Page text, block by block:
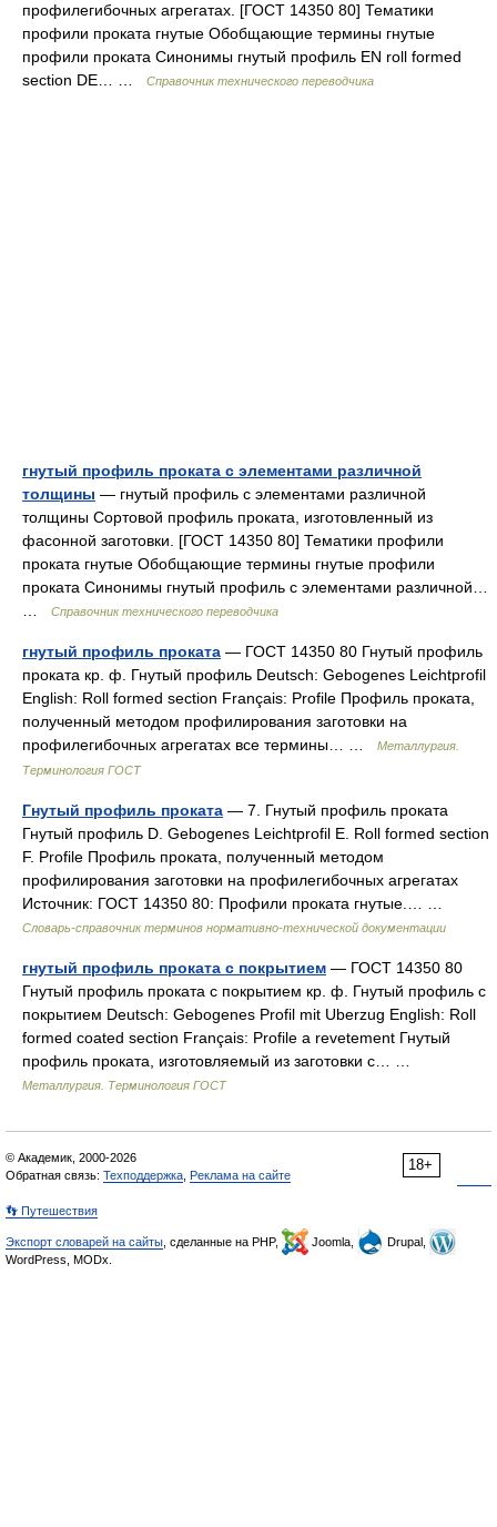
профилегибочных агрегатах. [ГОСТ 14350 80] Тематики
профили проката гнутые Обобщающие термины гнутые
профили проката Синонимы гнутый профиль EN roll formed
section DE… …
Справочник технического переводчика
гнутый профиль проката с элементами различной
толщины — гнутый профиль с элементами различной
толщины Сортовой профиль проката, изготовленный из
фасонной заготовки. [ГОСТ 14350 80] Тематики профили
проката гнутые Обобщающие термины гнутые профили
проката Синонимы гнутый профиль с элементами различной…
Справочник технического переводчика
гнутый профиль проката — ГОСТ 14350 80 Гнутый профиль
проката кр. ф. Гнутый профиль Deutsch: Gebogenes Leichtprofil
English: Roll formed section Français: Profile Профиль проката,
полученный методом профилирования заготовки на
профилегибочных агрегатах все термины… …
Металлургия.
Терминология ГОСТ
Гнутый профиль проката — 7. Гнутый профиль проката
Гнутый профиль D. Gebogenes Leichtprofil Е. Roll formed section
F. Profile Профиль проката, полученный методом
профилирования заготовки на профилегибочных агрегатах
Источник: ГОСТ 14350 80: Профили проката гнутые.… …
Словарь-справочник терминов нормативно-технической документации
гнутый профиль проката с покрытием — ГОСТ 14350 80
Гнутый профиль проката с покрытием кр. ф. Гнутый профиль с
покрытием Deutsch: Gebogenes Profil mit Uberzug English: Roll
formed coated section Français: Profile a revetement Гнутый
профиль проката, изготовляемый из заготовки с… …
Металлургия. Терминология ГОСТ
18+
© Академик, 2000-2026
Обратная связь: Техподдержка Реклама на сайте
👣 Путешествия
Экспорт словарей на сайты , сделанные на PHP, Joomla,
Drupal,
WordPress, MODx.